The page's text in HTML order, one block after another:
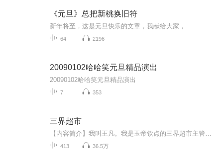
《元旦》总把新桃换旧符
新年将至，这是元旦快乐的文章，我献给大家，
64 2196
20090102哈哈笑元旦精品演出
20090102哈哈笑元旦精品演出
7 353
三界超市
413 36.5万